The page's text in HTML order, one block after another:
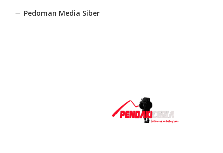
Pedoman Media Siber